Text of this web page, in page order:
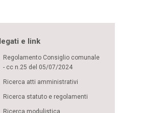
e link
Regolamento Consiglio comunale
- cc n.25 del 05/07/2024
Ricerca atti amministrativi
Ricerca statuto e regolamenti
Ricerca modulistica